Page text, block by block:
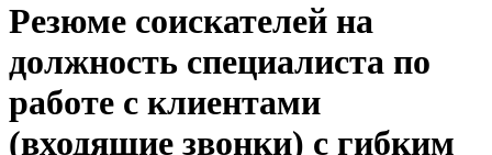
Резюме соискателей на
должность специалиста по
работе с клиентами
(входящие звонки) с гибким